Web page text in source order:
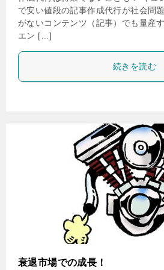
で安い値段の記事作成代行が社会問
がないコンテンツ（記事）でも量産
エン […]
続きを読む
衰退市場での成長！